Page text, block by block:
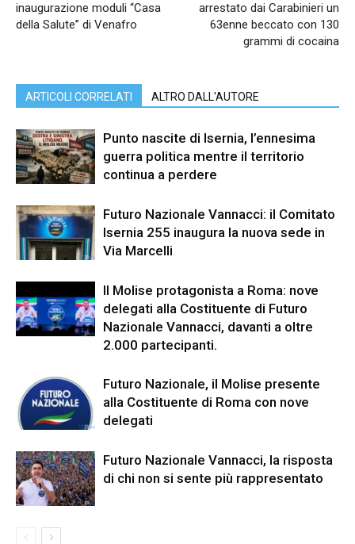
inaugurazione moduli “Casa
della Salute” di Venafro
arrestato dai Carabinieri un
63enne beccato con 130
grammi di cocaina
ARTICOLI CORRELATI ALTRO DALL'AUTORE
Punto nascite di Isernia, l’ennesima
guerra politica mentre il territorio
continua a perdere
Futuro Nazionale Vannacci: il Comitato
Isernia 255 inaugura la nuova sede in
Via Marcelli
Il Molise protagonista a Roma: nove
delegati alla Costituente di Futuro
Nazionale Vannacci, davanti a oltre
2.000 partecipanti.
Futuro Nazionale, il Molise presente
alla Costituente di Roma con nove
delegati
Futuro Nazionale Vannacci, la risposta
di chi non si sente più rappresentato